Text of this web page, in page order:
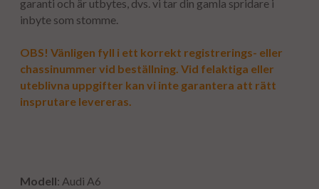
garanti och är utbytes, dvs. vi tar din gamla spridare i
inbyte som stomme.
OBS! Vänligen fyll i ett korrekt registrerings- eller
chassinummer vid beställning. Vid felaktiga eller
uteblivna uppgifter kan vi inte garantera att rätt
insprutare levereras.
Modell: Audi A6